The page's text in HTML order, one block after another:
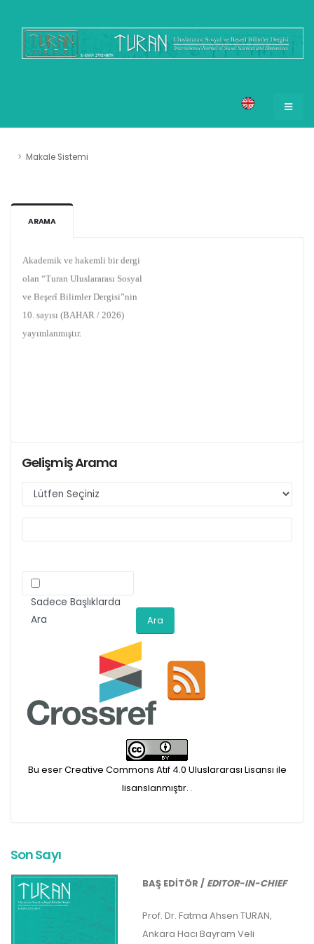
Makale Sistemi
ARAMA
Gelişmiş Arama
Sadece Başlıklarda
Ara
Bu eser Creative Commons Atıf 4.0 Uluslararası Lisansı ile
lisanslanmıştır. .
Son Sayı
BAŞ EDİTÖR / EDITOR-IN-CHIEF
Prof. Dr. Fatma Ahsen TURAN,
Ankara Hacı Bayram Veli